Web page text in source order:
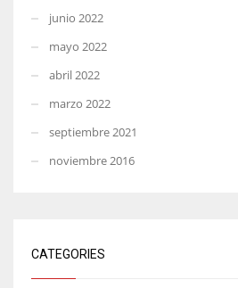
junio 2022
mayo 2022
abril 2022
marzo 2022
septiembre 2021
noviembre 2016
CATEGORIES